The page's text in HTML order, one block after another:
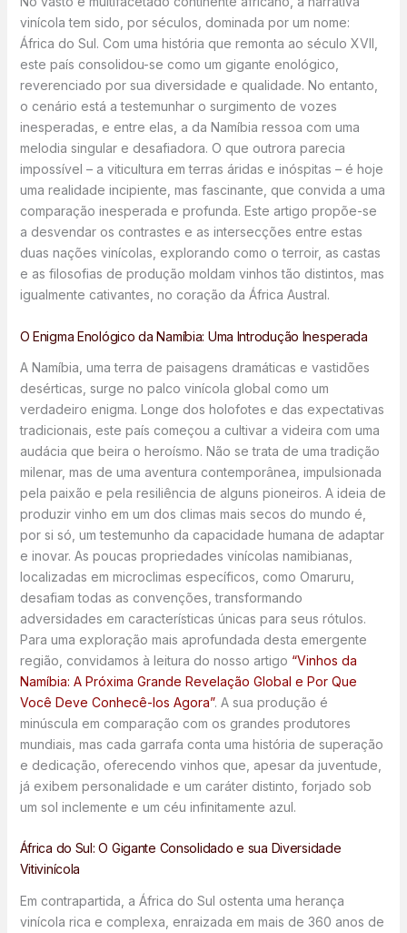
vinícola tem sido, por séculos, dominada por um nome:
África do Sul. Com uma história que remonta ao século XVII,
este país consolidou-se como um gigante enológico,
reverenciado por sua diversidade e qualidade. No entanto,
o cenário está a testemunhar o surgimento de vozes
inesperadas, e entre elas, a da Namíbia ressoa com uma
melodia singular e desafiadora. O que outrora parecia
impossível – a viticultura em terras áridas e inóspitas – é hoje
uma realidade incipiente, mas fascinante, que convida a uma
comparação inesperada e profunda. Este artigo propõe-se
a desvendar os contrastes e as intersecções entre estas
duas nações vinícolas, explorando como o terroir, as castas
e as filosofias de produção moldam vinhos tão distintos, mas
igualmente cativantes, no coração da África Austral.
O Enigma Enológico da Namíbia: Uma Introdução Inesperada
A Namíbia, uma terra de paisagens dramáticas e vastidões
desérticas, surge no palco vinícola global como um
verdadeiro enigma. Longe dos holofotes e das expectativas
tradicionais, este país começou a cultivar a videira com uma
audácia que beira o heroísmo. Não se trata de uma tradição
milenar, mas de uma aventura contemporânea, impulsionada
pela paixão e pela resiliência de alguns pioneiros. A ideia de
produzir vinho em um dos climas mais secos do mundo é,
por si só, um testemunho da capacidade humana de adaptar
e inovar. As poucas propriedades vinícolas namibianas,
localizadas em microclimas específicos, como Omaruru,
desafiam todas as convenções, transformando
adversidades em características únicas para seus rótulos.
Para uma exploração mais aprofundada desta emergente
região, convidamos à leitura do nosso artigo “Vinhos da
Namíbia: A Próxima Grande Revelação Global e Por Que
Você Deve Conhecê-los Agora”. A sua produção é
minúscula em comparação com os grandes produtores
mundiais, mas cada garrafa conta uma história de superação
e dedicação, oferecendo vinhos que, apesar da juventude,
já exibem personalidade e um caráter distinto, forjado sob
um sol inclemente e um céu infinitamente azul.
África do Sul: O Gigante Consolidado e sua Diversidade
Vitivinícola
Em contrapartida, a África do Sul ostenta uma herança
vinícola rica e complexa, enraizada em mais de 360 anos de